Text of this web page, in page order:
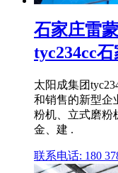
石家庄雷
tyc234cc
太阳成集团
和销售的新型企
粉机、立式磨粉
金、建 .
联系电话: 180